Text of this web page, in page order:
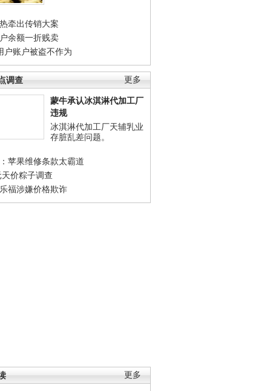
牵出传销大案
余额一折贱卖
户账户被盗不作为
更多
调查
蒙牛承认冰淇淋代加工厂
违规
冰淇淋代加工厂天辅乳业
存脏乱差问题。
苹果维修条款太霸道
价粽子调查
福涉嫌价格欺诈
更多